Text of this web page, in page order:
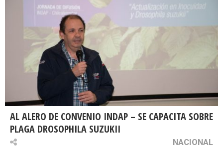
AL ALERO DE CONVENIO INDAP – SE CAPACITA SOBRE
PLAGA DROSOPHILA SUZUKII
NACIONAL